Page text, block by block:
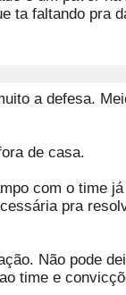
ta faltando pra
a defesa.
de casa.
com o time
pra
Não pode
time e